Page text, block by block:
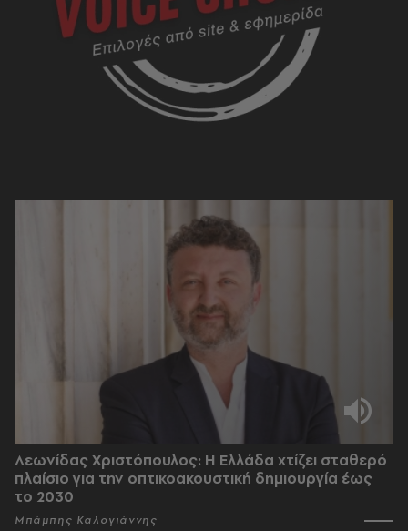
Λεωνίδας Χριστόπουλος: Η Ελλάδα χτίζει σταθερό
πλαίσιο για την οπτικοακουστική δημιουργία έως
το 2030
Μπάμπης Καλογιάννης